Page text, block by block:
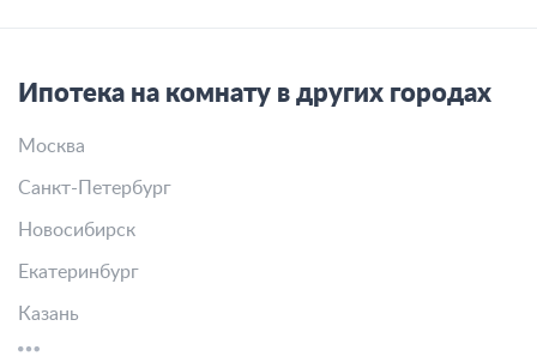
Ипотека на комнату в других городах
Москва
Санкт-Петербург
Новосибирск
Екатеринбург
Казань